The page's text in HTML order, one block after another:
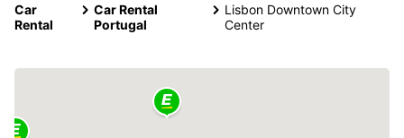
Car
Rental
Car Rental
Portugal
Lisbon Downtown City
Center